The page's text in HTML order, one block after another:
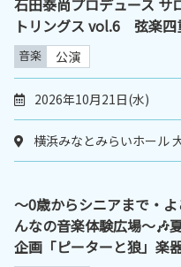
石田泰尚プロデュース サ
トリングス vol.6 弦楽四
音楽 公演
2026年10月21日(水)
横浜みなとみらいホール
〜0歳からシニアまで・
んなの音楽体験広場〜🎶
企画「ピーターと狼」楽